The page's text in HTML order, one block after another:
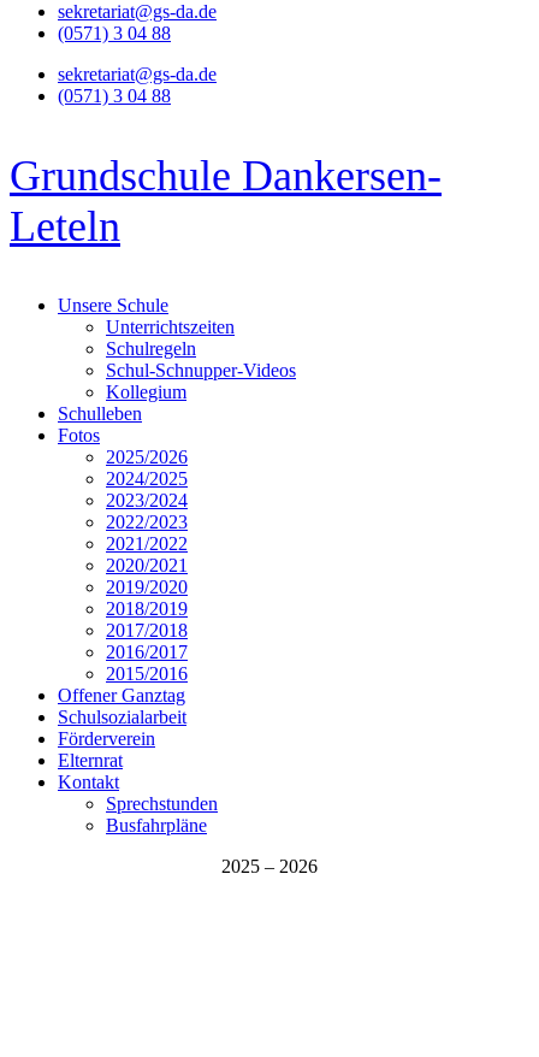
sekretariat@gs-da.de
(0571) 3 04 88
sekretariat@gs-da.de
(0571) 3 04 88
Grundschule Dankersen-
Leteln
Unsere Schule
Unterrichtszeiten
Schulregeln
Schul-Schnupper-Videos
Kollegium
Schulleben
Fotos
2025/2026
2024/2025
2023/2024
2022/2023
2021/2022
2020/2021
2019/2020
2018/2019
2017/2018
2016/2017
2015/2016
Offener Ganztag
Schulsozialarbeit
Förderverein
Elternrat
Kontakt
Sprechstunden
Busfahrpläne
2025 – 2026